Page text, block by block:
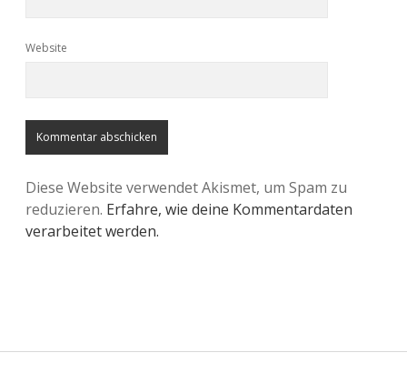
Website
Diese Website verwendet Akismet, um Spam zu
reduzieren. Erfahre, wie deine Kommentardaten
verarbeitet werden.